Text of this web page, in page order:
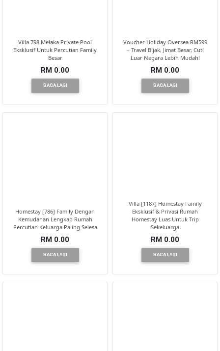
Villa 798 Melaka Private Pool
Eksklusif Untuk Percutian Family
Besar
RM 0.00
BACA LAGI
Voucher Holiday Oversea RM599
– Travel Bijak, Jimat Besar, Cuti
Luar Negara Lebih Mudah!
RM 0.00
BACA LAGI
Homestay [786] Family Dengan
Kemudahan Lengkap Rumah
Percutian Keluarga Paling Selesa
RM 0.00
BACA LAGI
Villa [1187] Homestay Family
Eksklusif & Privasi Rumah
Homestay Luas Untuk Trip
Sekeluarga
RM 0.00
BACA LAGI